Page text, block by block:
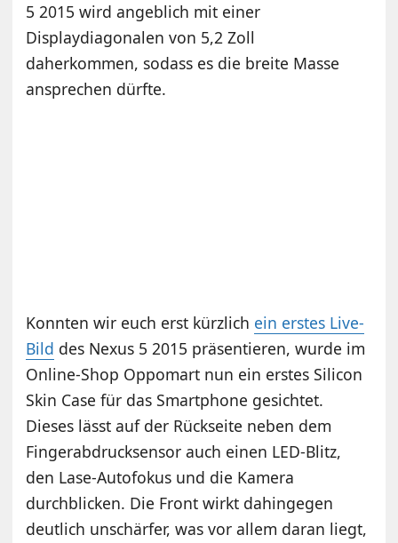
5 2015 wird angeblich mit einer
Displaydiagonalen von 5,2 Zoll
daherkommen, sodass es die breite Masse
ansprechen dürfte.
Konnten wir euch erst kürzlich ein erstes Live-
Bild des Nexus 5 2015 präsentieren, wurde im
Online-Shop Oppomart nun ein erstes Silicon
Skin Case für das Smartphone gesichtet.
Dieses lässt auf der Rückseite neben dem
Fingerabdrucksensor auch einen LED-Blitz,
den Lase-Autofokus und die Kamera
durchblicken. Die Front wirkt dahingegen
deutlich unschärfer, was vor allem daran liegt,